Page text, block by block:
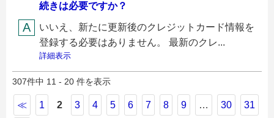
続きは必要ですか？
いいえ、新たに更新後のクレジットカード情報を
登録する必要はありません。 最新のクレ...
詳細表示
307件中 11 - 20 件を表示
≪ 1 2 3 4 5 6 7 8 9 … 30 31